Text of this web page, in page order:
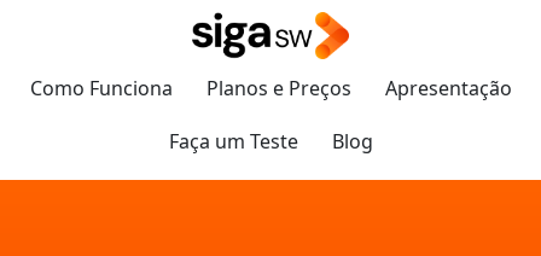
Como Funciona Planos e Preços
Apresentação
Faça um Teste
Blog